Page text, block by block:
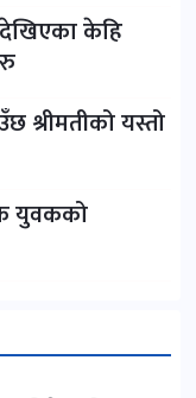
देखिएका केहि
श्रीमतीको यस्तो
युवकको